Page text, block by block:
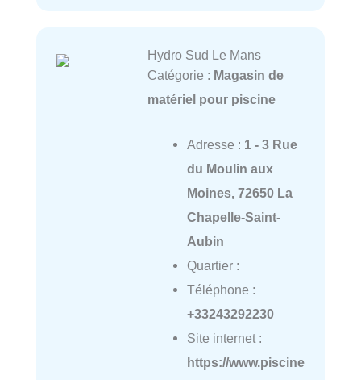
Hydro Sud Le Mans
Catégorie : Magasin de
matériel pour piscine
Adresse : 1 - 3 Rue
du Moulin aux
Moines, 72650 La
Chapelle-Saint-
Aubin
Quartier :
Téléphone :
+33243292230
Site internet :
https://www.piscine